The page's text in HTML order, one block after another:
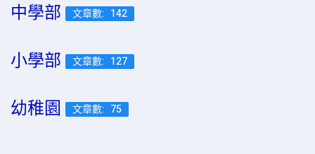
中學部 文章數: 142
小學部 文章數: 127
幼稚園 文章數: 75